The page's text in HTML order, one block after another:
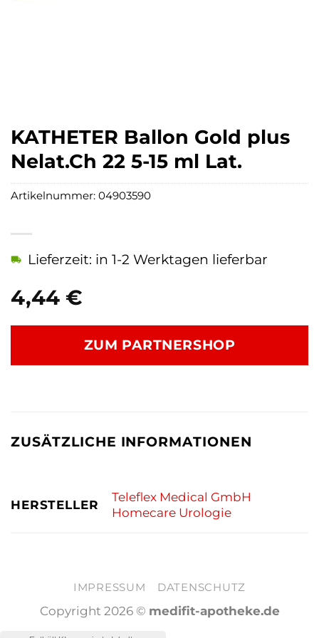
KATHETER Ballon Gold plus
Nelat.Ch 22 5-15 ml Lat.
4,44 €
Lieferzeit: in 1-2 Werktagen lieferbar
ZUM PARTNERSHOP
Artikelnummer: 04903590
ZUSÄTZLICHE INFORMATIONEN
HERSTELLER
Teleflex Medical GmbH
Homecare Urologie
IMPRESSUM DATENSCHUTZ
Copyright 2026 © medifit-apotheke.de